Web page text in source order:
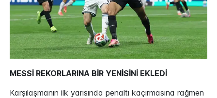
MESSİ REKORLARINA BİR YENİSİNİ EKLEDİ
Karşılaşmanın ilk yarısında penaltı kaçırmasına rağmen